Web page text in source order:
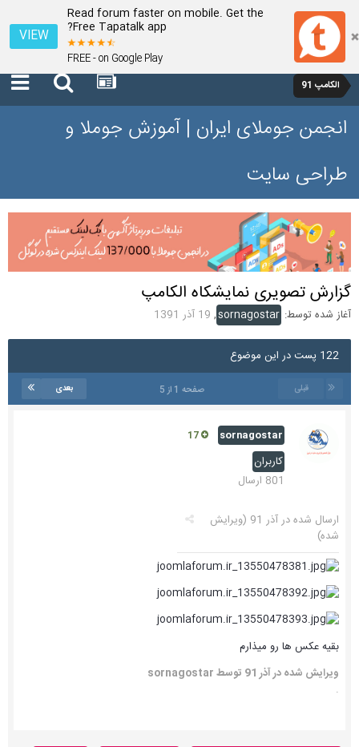
Read forum faster on mobile. Get the
Free Tapatalk app?
FREE - on Google Play
VIEW
الکامپ 91
انجمن جوملای ایران | آموزش جوملا و
طراحی سایت
گزارش تصویری نمایشکاه الکامپ
آغاز شده توسط: sornagostar
, 19 آذر 1391
122 پست در این موضوع
قبلی بعدی صفحه 1 از 5
sornagostar
کاربران
801 ارسال
ارسال شده درآذر 91
(ویرایش
شده)
بقیه عکس ها رو میذارم
ویرایش شده درآذر 91
توسط sornagostar
.